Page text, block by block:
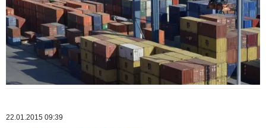
22.01.2015 09:39